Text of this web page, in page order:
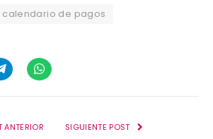
calendario de pagos
TelegramWhatsApp
ANTERIOR SIGUIENTE POST